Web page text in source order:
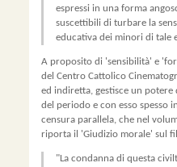
espressi in una forma
suscettibili di turbare la
educativa dei minori di tale
A proposito di 'sensibilità' e
del Centro Cattolico
ed indiretta, gestisce un
del periodo e con esso spesso
censura parallela, che nel
riporta il 'Giudizio morale' sul
"La condanna di questa